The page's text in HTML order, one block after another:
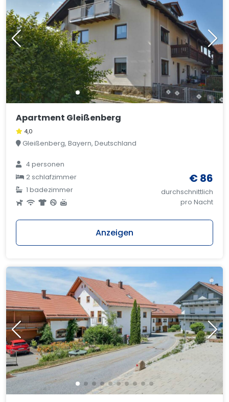
Apartment Gleißenberg
4,0
Gleißenberg, Bayern, Deutschland
4 personen
2 schlafzimmer
1 badezimmer
€ 86
durchschnittlich
pro Nacht
Anzeigen